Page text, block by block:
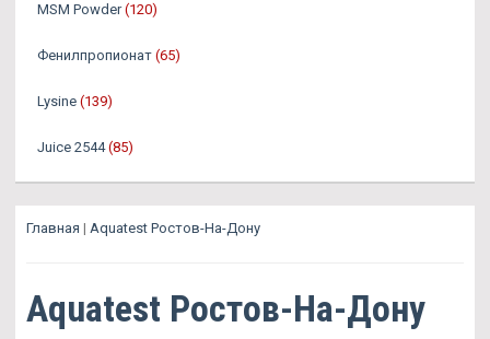
MSM Powder (120)
Фенилпропионат (65)
Lysine (139)
Juice 2544 (85)
Главная | Aquatest Ростов-На-Дону
Aquatest Ростов-На-Дону